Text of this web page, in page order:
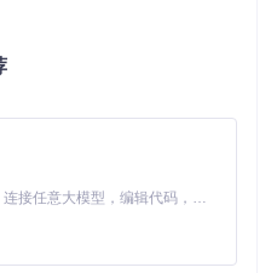
数，每个参数都有特定的取
法要求用户手动编辑config.pli
中寻找出口。一个小数点的
导致系统无法启动，而排查错
。
端口随机失效。解决一个问题
鼠游戏，按下一个又弹出一
Claude Code 的开源替代方案。连接任意大模型，编辑代码，运行命令，自动验证 — 全自动执行。用 Rust 构建，极致性能。 ｜ An open-source alternative to Claude Code. Connect any LLM, edit code, run commands, and verify changes — autonomously. Built in Rust for speed. Get Started